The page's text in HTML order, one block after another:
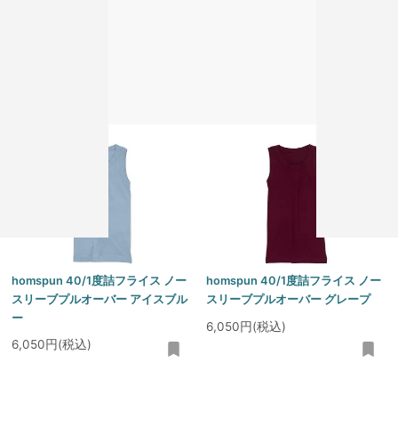
homspun 40/1度詰フライス ノー
スリーブプルオーバー アイスブル
ー
6,050円(税込)
homspun 40/1度詰フライス ノー
スリーブプルオーバー グレープ
6,050円(税込)